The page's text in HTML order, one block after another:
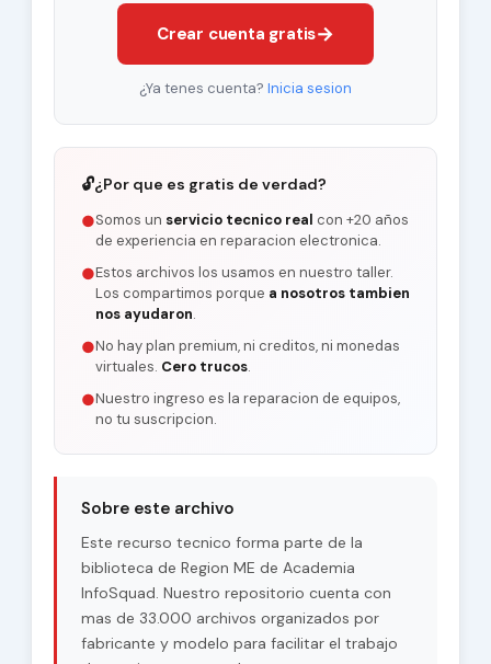
Crear cuenta gratis→
¿Ya tenes cuenta? Inicia sesion
🔓¿Por que es gratis de verdad?
●Somos un servicio tecnico real con +20 años
de experiencia en reparacion electronica.
●Estos archivos los usamos en nuestro taller.
Los compartimos porque a nosotros tambien
nos ayudaron.
●No hay plan premium, ni creditos, ni monedas
virtuales. Cero trucos.
●Nuestro ingreso es la reparacion de equipos,
no tu suscripcion.
Sobre este archivo
Este recurso tecnico forma parte de la
biblioteca de Region ME de Academia
InfoSquad. Nuestro repositorio cuenta con
mas de 33.000 archivos organizados por
fabricante y modelo para facilitar el trabajo